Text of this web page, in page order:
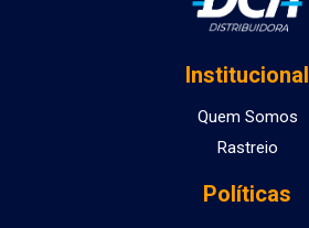
Institucional
Quem Somos
Rastreio
Políticas